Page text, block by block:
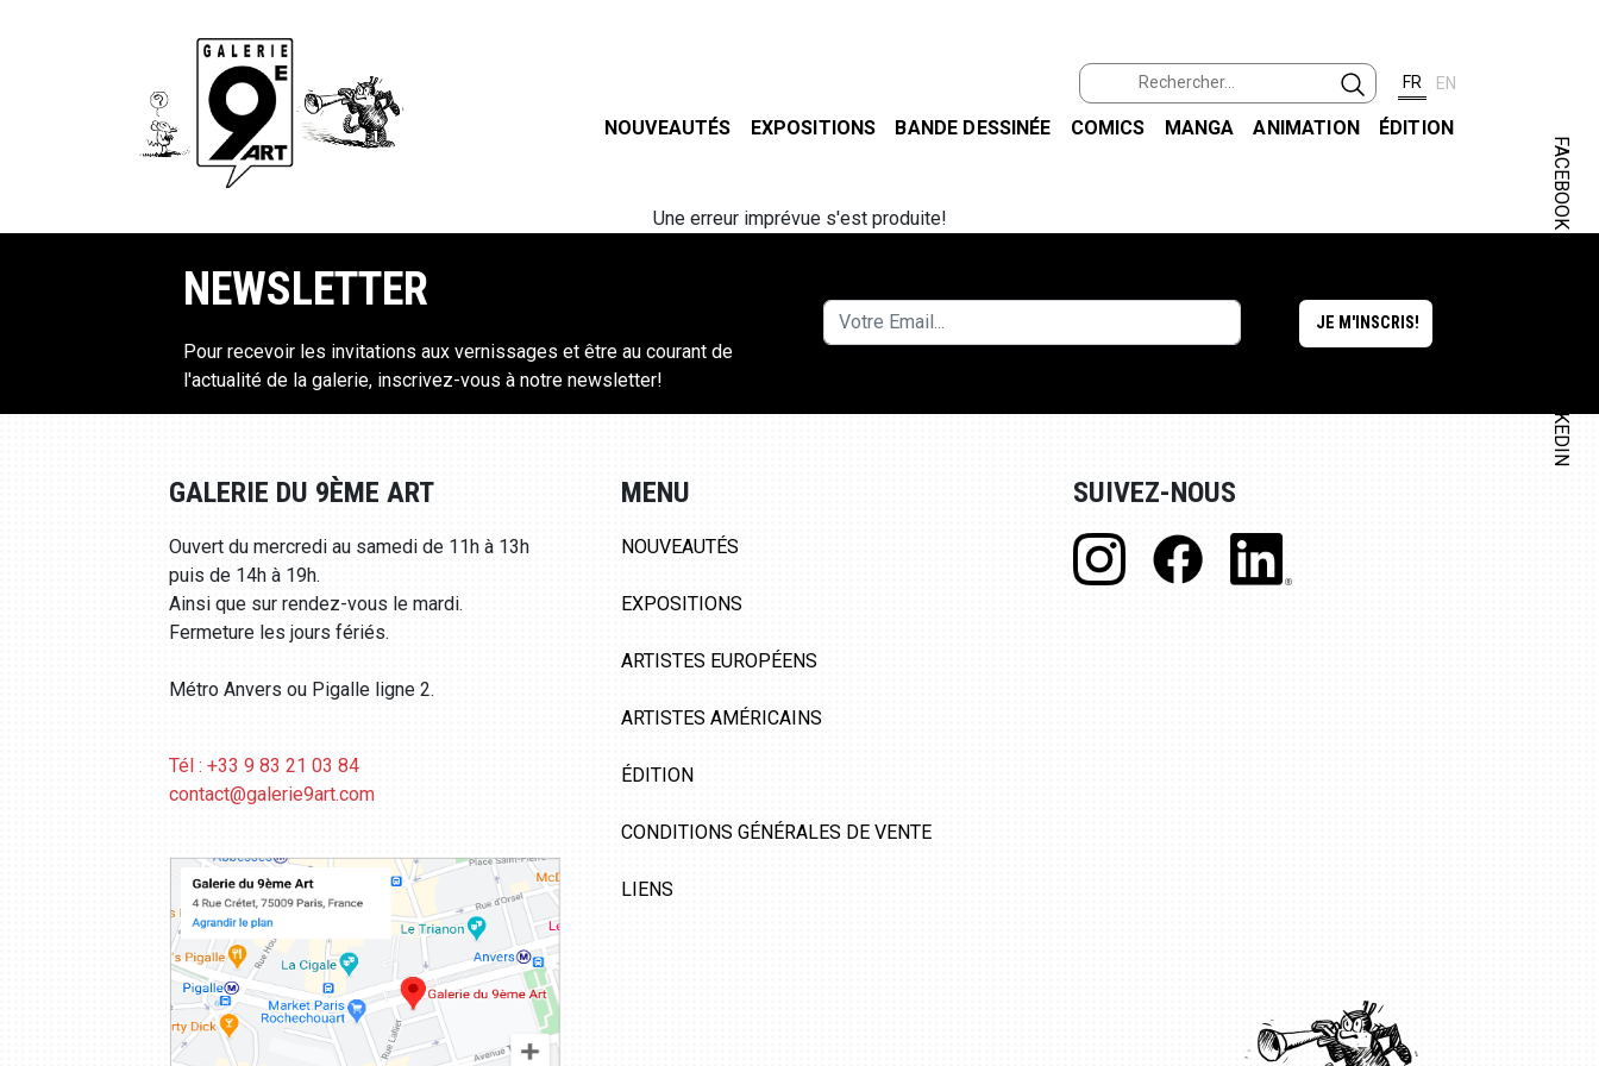
FR EN
NOUVEAUTÉS EXPOSITIONS BANDE DESSINÉE COMICS MANGA ANIMATION ÉDITION
FACEBOOK
LINKEDIN
Une erreur imprévue s'est produite!
NEWSLETTER
Pour recevoir les invitations aux vernissages et être au courant de
l'actualité de la galerie, inscrivez-vous à notre newsletter!
GALERIE DU 9ÈME ART
Ouvert du mercredi au samedi de 11h à 13h
puis de 14h à 19h.
Ainsi que sur rendez-vous le mardi.
Fermeture les jours fériés.
Métro Anvers ou Pigalle ligne 2.
Tél : +33 9 83 21 03 84
contact@galerie9art.com
MENU
NOUVEAUTÉS
EXPOSITIONS
ARTISTES EUROPÉENS
ARTISTES AMÉRICAINS
ÉDITION
CONDITIONS GÉNÉRALES DE VENTE
LIENS
SUIVEZ-NOUS